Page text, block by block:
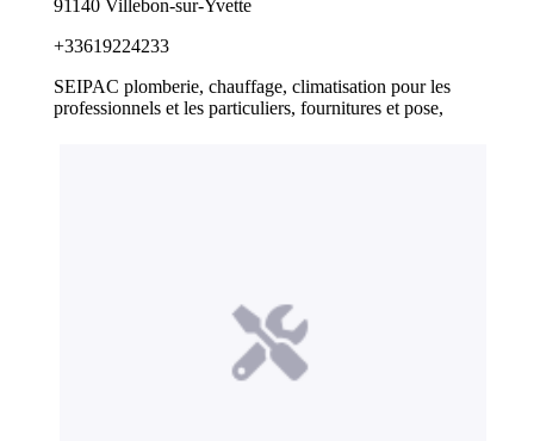
91140 Villebon-sur-Yvette
+33619224233
SEIPAC plomberie, chauffage, climatisation pour les
professionnels et les particuliers, fournitures et pose,